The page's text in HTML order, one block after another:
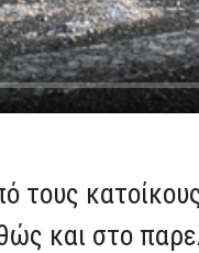
τους
και στο